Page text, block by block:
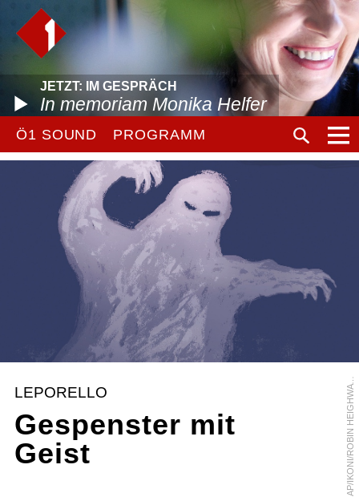
JETZT: IM GESPRÄCH
In memoriam Monika Helfer
Ö1 SOUND PROGRAMM
A
P
/
I
K
O
N
I
/
R
O
B
I
N
H
E
I
G
H
W
A
Y
-
B
U
R
Y
LEPORELLO
Gespenster mit
Geist